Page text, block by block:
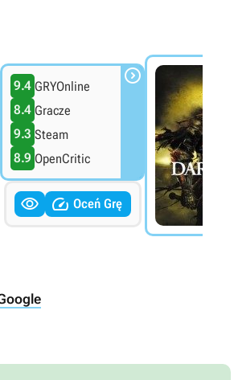
9.4 GRYOnline
8.4 Gracze
9.3 Steam
8.9 OpenCritic

  Oceń Grę